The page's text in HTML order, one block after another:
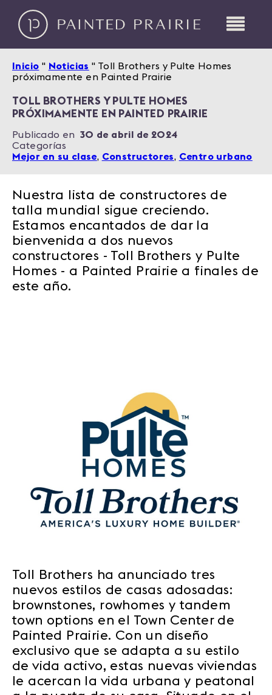
Inicio " Noticias " Toll Brothers y Pulte Homes
próximamente en Painted Prairie
TOLL BROTHERS Y PULTE HOMES
PRÓXIMAMENTE EN PAINTED PRAIRIE
Publicado en
30 de abril de 2024
Categorías
Mejor en su clase, Constructores, Centro urbano
Nuestra lista de constructores de
talla mundial sigue creciendo.
Estamos encantados de dar la
bienvenida a dos nuevos
constructores - Toll Brothers y Pulte
Homes - a Painted Prairie a finales de
este año.
Toll Brothers ha anunciado tres
nuevos estilos de casas adosadas:
brownstones, rowhomes y tandem
town options en el Town Center de
Painted Prairie. Con un diseño
exclusivo que se adapta a su estilo
de vida activo, estas nuevas viviendas
le acercan la vida urbana y peatonal